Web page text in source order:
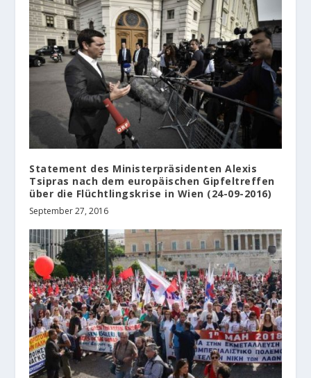
Statement des Ministerpräsidenten Alexis
Tsipras nach dem europäischen Gipfeltreffen
über die Flüchtlingskrise in Wien (24-09-2016)
September 27, 2016